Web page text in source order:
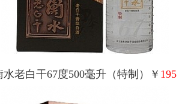
水老白干67度500毫升（特制）￥ 195